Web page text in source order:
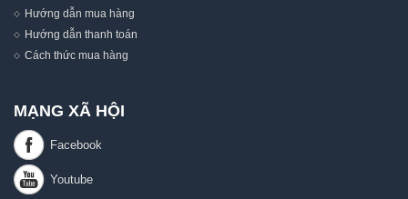
Hướng dẫn mua hàng
Hướng dẫn thanh toán
Cách thức mua hàng
MẠNG XÃ HỘI